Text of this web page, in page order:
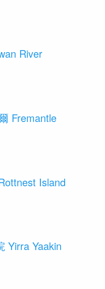
River
Fremantle
Island
Yirra Yaakin